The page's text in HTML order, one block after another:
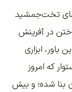
سایه ستون‌های تخت‌جمشید
در آفرینش
باور، ابزاری
که امروز
آن بنا شده؛ و بیش